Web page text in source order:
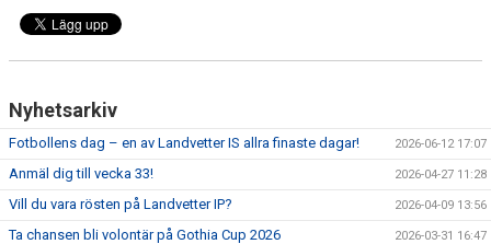
Nyhetsarkiv
Fotbollens dag – en av Landvetter IS allra finaste dagar! 2026-06-12 17:07
Anmäl dig till vecka 33! 2026-04-27 11:28
Vill du vara rösten på Landvetter IP? 2026-04-09 13:56
Ta chansen bli volontär på Gothia Cup 2026 2026-03-31 16:47